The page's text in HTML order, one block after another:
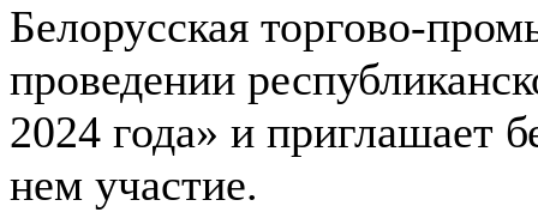
Белорусская торгово-
проведении
2024 года» и приглашает
нем участие.